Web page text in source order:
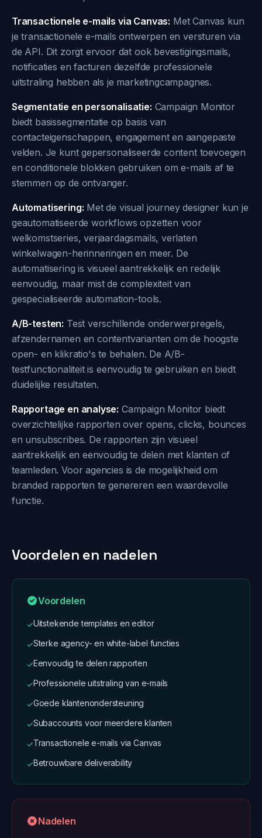
Transactionele e-mails via Canvas: Met Canvas kun
je transactionele e-mails ontwerpen en versturen via
de API. Dit zorgt ervoor dat ook bevestigingsmails,
notificaties en facturen dezelfde professionele
uitstraling hebben als je marketingcampagnes.
Segmentatie en personalisatie: Campaign Monitor
biedt basissegmentatie op basis van
contacteigenschappen, engagement en aangepaste
velden. Je kunt gepersonaliseerde content toevoegen
en conditionele blokken gebruiken om e-mails af te
stemmen op de ontvanger.
Automatisering: Met de visual journey designer kun je
geautomatiseerde workflows opzetten voor
welkomstseries, verjaardagsmails, verlaten
winkelwagen-herinneringen en meer. De
automatisering is visueel aantrekkelijk en redelijk
eenvoudig, maar mist de complexiteit van
gespecialiseerde automation-tools.
A/B-testen: Test verschillende onderwerpregels,
afzendernamen en contentvarianten om de hoogste
open- en klikratio's te behalen. De A/B-
testfunctionaliteit is eenvoudig te gebruiken en biedt
duidelijke resultaten.
Rapportage en analyse: Campaign Monitor biedt
overzichtelijke rapporten over opens, clicks, bounces
en unsubscribes. De rapporten zijn visueel
aantrekkelijk en eenvoudig te delen met klanten of
teamleden. Voor agencies is de mogelijkheid om
branded rapporten te genereren een waardevolle
functie.
Voordelen en nadelen
Voordelen
✓Uitstekende templates en editor
✓Sterke agency- en white-label functies
✓Eenvoudig te delen rapporten
✓Professionele uitstraling van e-mails
✓Goede klantenondersteuning
✓Subaccounts voor meerdere klanten
✓Transactionele e-mails via Canvas
✓Betrouwbare deliverability
Nadelen